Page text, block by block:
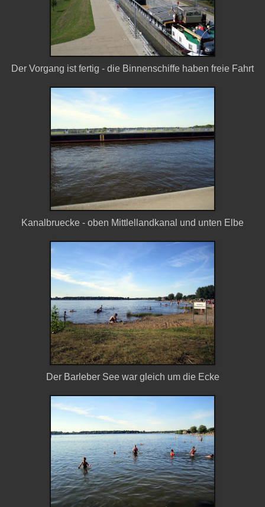
Der Vorgang ist fertig - die Binnenschiffe haben freie Fahrt
Kanalbruecke - oben Mittlellandkanal und unten Elbe
Der Barleber See war gleich um die Ecke